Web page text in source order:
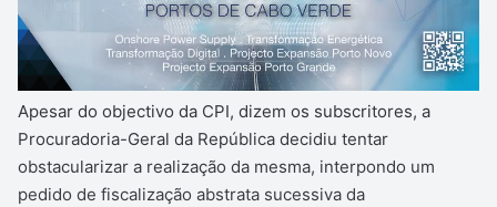
Apesar do objectivo da CPI, dizem os subscritores, a
Procuradoria-Geral da República decidiu tentar
obstacularizar a realização da mesma, interpondo um
pedido de fiscalização abstrata sucessiva da